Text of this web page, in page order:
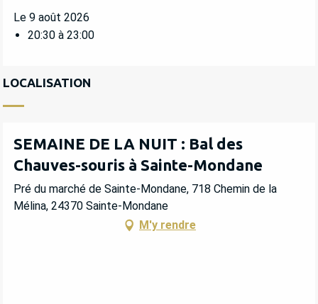
Le 9 août 2026
20:30 à 23:00
LOCALISATION
SEMAINE DE LA NUIT : Bal des
Chauves-souris à Sainte-Mondane
Pré du marché de Sainte-Mondane, 718 Chemin de la
Mélina, 24370 Sainte-Mondane
M'y rendre